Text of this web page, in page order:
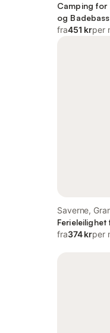
Camping for
og
fra451 krper
Saverne,
fra374 krper